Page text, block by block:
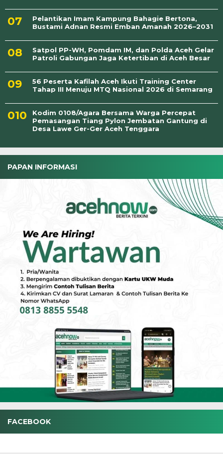
Pelantikan Imam Kampung Bahagie Bertona,
Bustami Adnan Resmi Emban Amanah 2026–2031
Satpol PP-WH, Pomdam IM, dan Polda Aceh Gelar
Patroli Gabungan Jaga Ketertiban di Aceh Besar
56 Peserta Kafilah Aceh Ikuti Training Center
Tahap III Menuju MTQ Nasional 2026 di Semarang
Kodim 0108/Agara Bersama Warga Percepat
Pemasangan Tiang Pylon Jembatan Gantung di
Desa Lawe Ger-Ger Aceh Tenggara
PAPAN INFORMASI
FACEBOOK